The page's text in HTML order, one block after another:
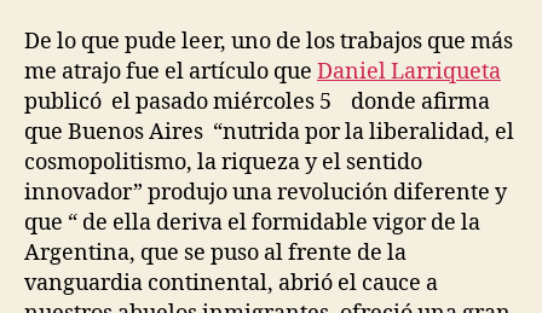
De lo que pude leer, uno de los trabajos que más
me atrajo fue el artículo que Daniel Larriqueta
publicó el pasado miércoles 5 donde afirma
que Buenos Aires “nutrida por la liberalidad, el
cosmopolitismo, la riqueza y el sentido
innovador” produjo una revolución diferente y
que “ de ella deriva el formidable vigor de la
Argentina, que se puso al frente de la
vanguardia continental, abrió el cauce a